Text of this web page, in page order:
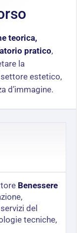
teorica,
pratico,
la
estetico,
d’immagine.
Benessere
del
tecniche,